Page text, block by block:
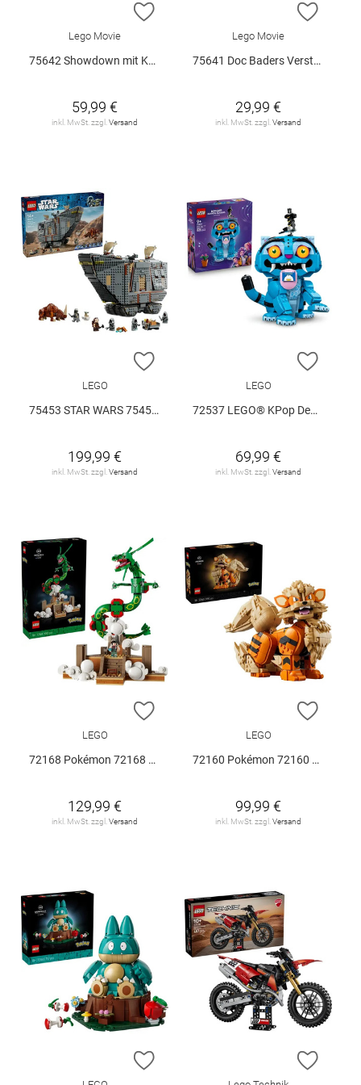
ZUR WUNSCHLISTE HINZUFÜGEN
Lego Movie
75642 Showdown mit Kapitän Smoker V29
59,99 €
inkl. MwSt. zzgl.Versand
ZUR
Lego Movie
75641 Doc Baders Versteck V29
29,99 €
inkl. MwSt. zzgl.Versand
ZUR WUNSCHLISTE HINZUFÜGEN
LEGO
75453 STAR WARS 75453 V29
199,99 €
inkl. MwSt. zzgl.Versand
ZUR
LEGO
72537 LEGO® KPop Demon Hunters 72537 V29
69,99 €
inkl. MwSt. zzgl.Versand
ZUR WUNSCHLISTE HINZUFÜGEN
LEGO
72168 Pokémon 72168 V29
129,99 €
inkl. MwSt. zzgl. Versand
ZUR
LEGO
72160 Pokémon 72160 V29
99,99 €
inkl. MwSt. zzgl. Versand
ZUR WUNSCHLISTE HINZUFÜGEN
ZUR